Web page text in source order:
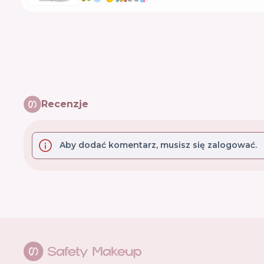
Recenzje
Aby dodać komentarz, musisz się zalogować.